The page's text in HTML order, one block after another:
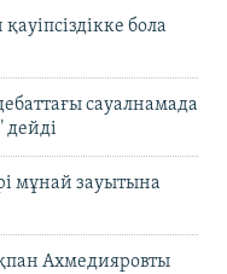
бола
сауалнамада
дейді
мұнай зауытына
Ахмедияровты